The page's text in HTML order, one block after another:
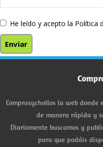
He leído y acepto la Política
Comprasychollos la web
de manera rápida y
Diariamente buscamos y
para que podáis